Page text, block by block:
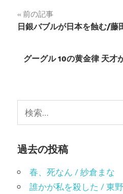
リ
ッ
ク
さ
ィ
ド
ウ
で
ま
す)
し
い
ド
す)
投
稿
ナ
ゲ
ー
ョ
ン
前の記事
日銀バブルが日本を蝕む/藤
グーグル 10の黄金律 天才
索:
過去の投稿
春、死なん / 紗倉まな
誰かが私を殺した / 東